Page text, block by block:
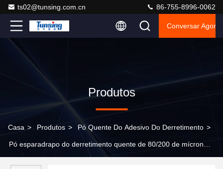
ts02@tunsing.com.cn 86-755-8996-0062
Conversar Agora
Produtos
Casa > Produtos > Pó Quente Do Adesivo Do Derretimento >
Pó esparadrapo do derretimento quente de 80/200 de mícron